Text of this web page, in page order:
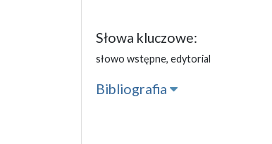
Słowa kluczowe:
słowo wstępne, edytorial
Bibliografia